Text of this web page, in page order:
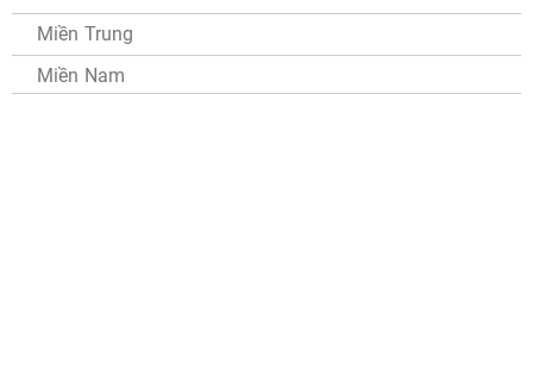
Miền Trung
Miền Nam